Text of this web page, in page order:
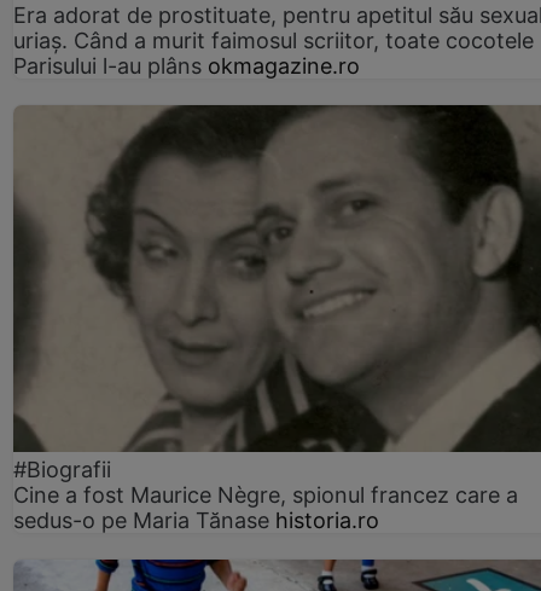
Era adorat de prostituate, pentru apetitul său
uriaș. Când a murit faimosul scriitor, toate cocotele
Parisului l-au plâns okmagazine.ro
#Biografii
Cine a fost Maurice Nègre, spionul francez care a
sedus-o pe Maria Tănase historia.ro